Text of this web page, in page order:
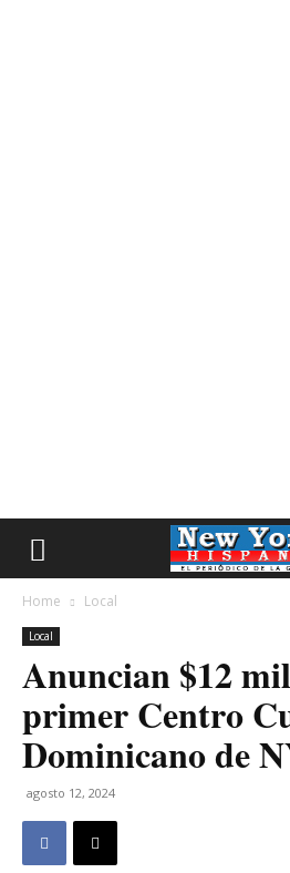
Home Local
Local
Anuncian $12
primer Centro
Dominicano de
agosto 12, 2024